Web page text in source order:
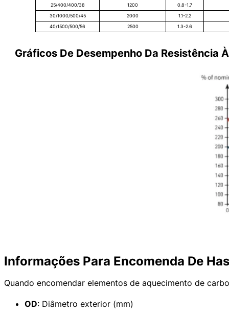
25/400/400/38 1200 0.8-1.7
30/1000/500/45 2000 1.1-2.2
40/1500/500/56 2500 1.3-2.6
Gráficos De Desempenho Da Resistência
Informações Para Encomenda De
Quando encomendar elementos de aquecimento de
OD: Diâmetro exterior (mm)